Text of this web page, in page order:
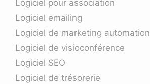
Logiciel pour association
Logiciel emailing
Logiciel de marketing automation
Logiciel de visioconférence
Logiciel SEO
Logiciel de trésorerie